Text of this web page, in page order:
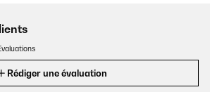
Rédiger une évaluation